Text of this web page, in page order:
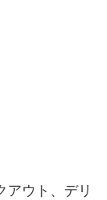
アウト、デリ